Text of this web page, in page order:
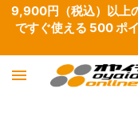
9,900円（税込）以
ですぐ使える 500 ポ